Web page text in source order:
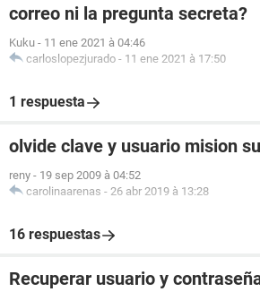
correo ni la pregunta secreta?
Kuku - 11 ene 2021 à 04:46
carloslopezjurado - 11 ene 2021 à 17:50
1 respuesta
olvide clave y usuario mision
reny - 19 sep 2009 à 04:52
carolinaarenas - 26 abr 2019 à 13:28
16 respuestas
Recuperar usuario y